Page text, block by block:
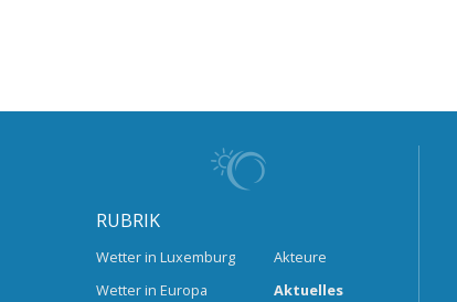
RUBRIK
Wetter in Luxemburg
Wetter in Europa
Akteure
Aktuelles